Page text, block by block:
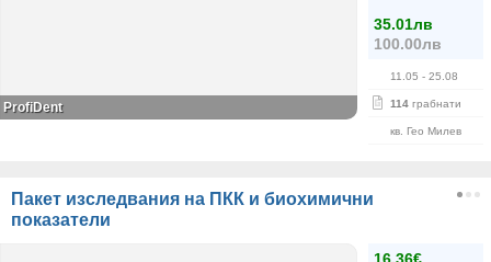
35.01лв
100.00лв
11.05 - 25.08
114 грабнати
кв. Гео Милев
ProfiDent
Пакет изследвания на ПКК и биохимични
показатели